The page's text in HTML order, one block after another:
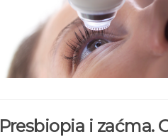
Presbiopia i zaćma.